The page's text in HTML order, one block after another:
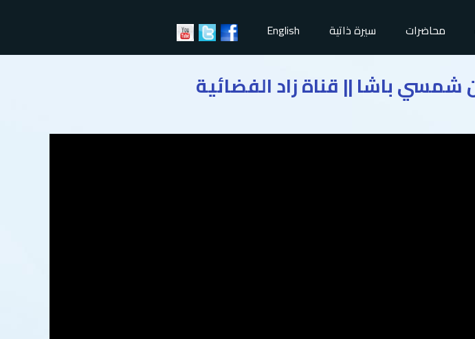
محاضرات سيرة ذاتية English
باشا || قناة زاد الفضائية